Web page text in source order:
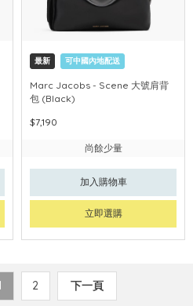
最新 可中國內地配送
Marc Jacobs - Scene 大號肩背
包 (Black)
$7,190
尚餘少量
加入購物車
立即選購
2 下一頁